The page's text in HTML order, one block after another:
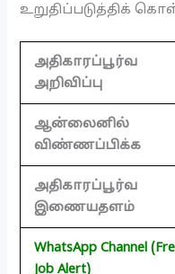
உறுதிப்படுத்திக்
அதிகாரப்பூர்வ
அறிவிப்பு
ஆன்லைனில்
விண்ணப்பிக்க
அதிகாரப்பூர்வ
இணையதளம்
WhatsApp Channel
Job Alert)